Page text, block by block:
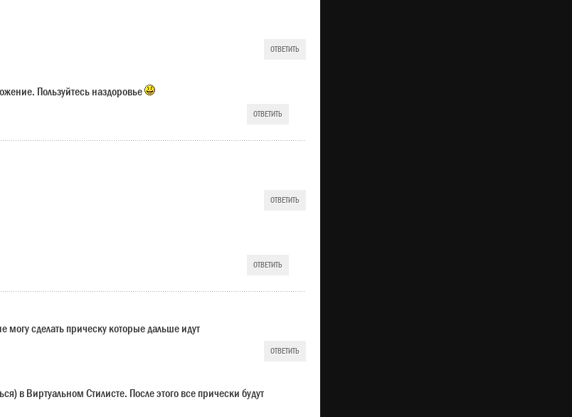
ОТВЕТИТЬ
Пользуйтесь наздоровье
ОТВЕТИТЬ
ОТВЕТИТЬ
ОТВЕТИТЬ
могу сделать прическу которые дальше идут
ОТВЕТИТЬ
в Виртуальном Стилисте. После этого все прически будут